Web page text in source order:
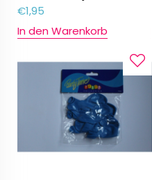
€1,95
In den Warenkorb